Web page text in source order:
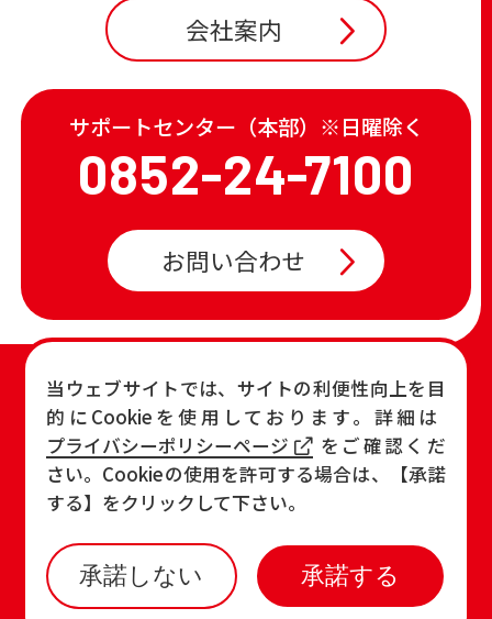
当ウェブサイトでは、サイトの利便性向上を目
的にCookieを使用しております。詳細は
プライバシーポリシーページ
をご確認くだ
さい。Cookieの使用を許可する場合は、【承諾
する】をクリックして下さい。
承諾しない 承諾する
会社案内
サポートセンター（本部）※日曜除く
0852-24-7100
お問い合わせ
TOP
店舗一覧・チラシ
お知らせ
おすすめ商品
各店の最新情報